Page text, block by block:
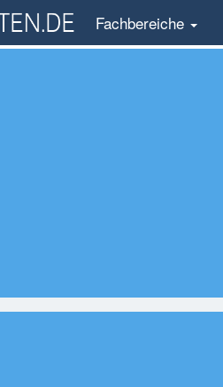
Fachbereiche